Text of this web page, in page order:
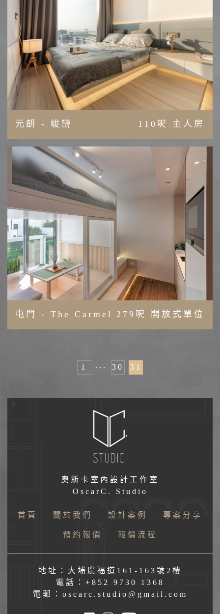
元朗 - 峻巒 110呎 主人房
屯門 - The Carmel 279呎 開放式單位
1 ... 30 31
奧斯卡室內設計工作室
OscarC. Studio
首頁 關於我們 設計案例 專案分享
預約報價 報價流程
地址：大埔廣福道161-163號2樓
電話：+852 9730 1368
電郵：oscarc.studio@gmail.com